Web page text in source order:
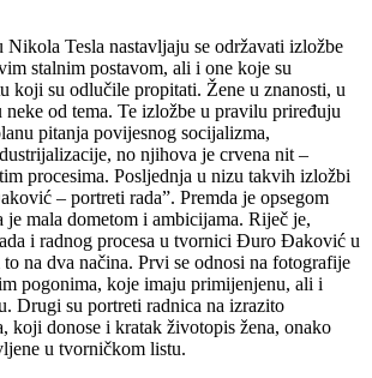
Tesla nastavljaju se održavati izložbe
stalnim postavom, ali i one koje su
koji su odlučile propitati. Žene u znanosti, u
neke od tema. Te izložbe u pravilu priređuju
pitanja povijesnog socijalizma,
no njihova je crvena nit –
procesima. Posljednja u nizu takvih izložbi
– portreti rada”. Premda je opsegom
je mala dometom i ambicijama. Riječ je,
i radnog procesa u tvornici Đuro Đaković u
na dva načina. Prvi se odnosi na fotografije
pogonima, koje imaju primijenjenu, ali i
Drugi su portreti radnica na izrazito
koji donose i kratak životopis žena, onako
u tvorničkom listu.